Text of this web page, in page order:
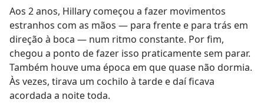
Aos 2 anos, Hillary começou a fazer movimentos
estranhos com as mãos — para frente e para trás em
direção à boca — num ritmo constante. Por fim,
chegou a ponto de fazer isso praticamente sem parar.
Também houve uma época em que quase não dormia.
Às vezes, tirava um cochilo à tarde e daí ficava
acordada a noite toda.